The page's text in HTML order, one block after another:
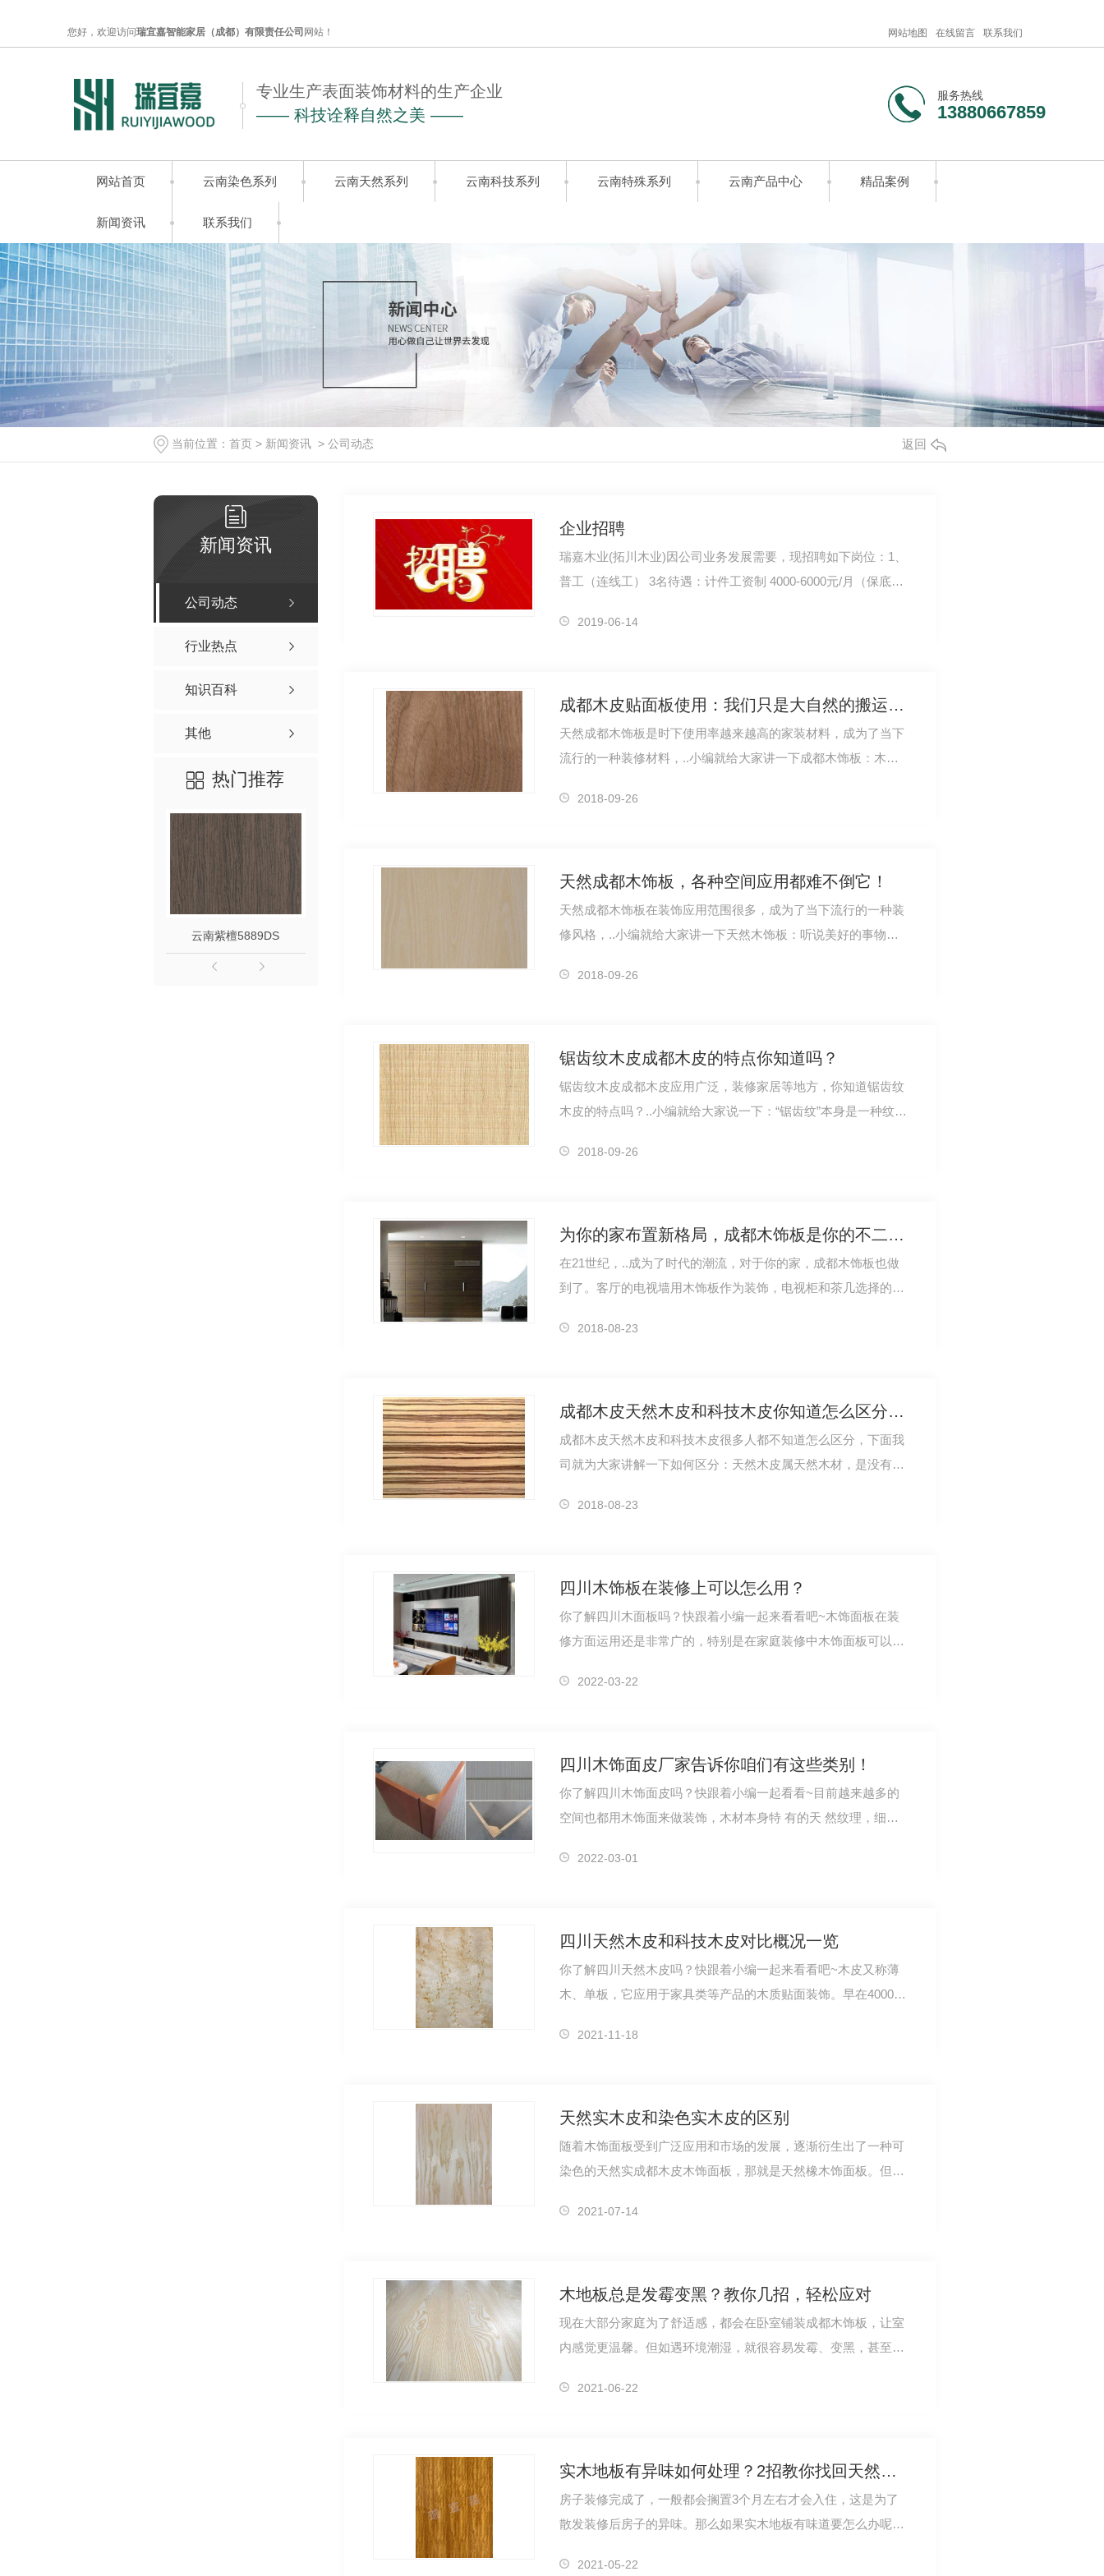
您好，欢迎访问瑞宜嘉智能家居（成都）有限责任公司 网站！ 网站地图 在线留言 联系我们
专业生产表面装饰材料的生产企业
—— 科技诠释自然之美 ——
服务热线
13880667859
网站首页 云南染色系列 云南天然系列 云南科技系列 云南特殊系列 云南产品中心 精品案例
新闻资讯 联系我们
当前位置： 首页 > 新闻资讯 > 公司动态 返回
新闻资讯
公司动态
行业热点
知识百科
其他
热门推荐
云南紫檀5889DS 云南紫檀5844Q 云南紫檀5841DS
企业招聘
瑞嘉木业(拓川木业)因公司业务发展需要，现招聘如下岗位：1、
普工（连线工） 3名待遇：计件工资制 4000-6000元/月（保底
2019-06-14
成都木皮贴面板使用：我们只是大自然的搬运工。
天然成都木饰板是时下使用率越来越高的家装材料，成为了当下
流行的一种装修材料，..小编就给大家讲一下成都木饰板：木饰
2018-09-26
天然成都木饰板，各种空间应用都难不倒它！
天然成都木饰板在装饰应用范围很多，成为了当下流行的一种装
修风格，..小编就给大家讲一下天然木饰板：听说美好的事物转
2018-09-26
锯齿纹木皮成都木皮的特点你知道吗？
锯齿纹木皮成都木皮应用广泛，装修家居等地方，你知道锯齿纹
木皮的特点吗？..小编就给大家说一下：“锯齿纹”本身是一种纹路
2018-09-26
为你的家布置新格局，成都木饰板是你的不二选择
在21世纪，..成为了时代的潮流，对于你的家，成都木饰板也做
到了。客厅的电视墙用木饰板作为装饰，电视柜和茶几选择的也
2018-08-23
成都木皮天然木皮和科技木皮你知道怎么区分吗?
成都木皮天然木皮和科技木皮很多人都不知道怎么区分，下面我
司就为大家讲解一下如何区分：天然木皮属天然木材，是没有经
2018-08-23
四川木饰板在装修上可以怎么用？
你了解四川木面板吗？快跟着小编一起来看看吧~木饰面板在装
修方面运用还是非常广的，特别是在家庭装修中木饰面板可以搭
2022-03-22
四川木饰面皮厂家告诉你咱们有这些类别！
你了解四川木饰面皮吗？快跟着小编一起看看~目前越来越多的
空间也都用木饰面来做装饰，木材本身特 有的天 然纹理，细腻
2022-03-01
四川天然木皮和科技木皮对比概况一览
你了解四川天然木皮吗？快跟着小编一起来看看吧~木皮又称薄
木、单板，它应用于家具类等产品的木质贴面装饰。早在4000年
2021-11-18
天然实木皮和染色实木皮的区别
随着木饰面板受到广泛应用和市场的发展，逐渐衍生出了一种可
染色的天然实成都木皮木饰面板，那就是天然橡木饰面板。但是
2021-07-14
木地板总是发霉变黑？教你几招，轻松应对
现在大部分家庭为了舒适感，都会在卧室铺装成都木饰板，让室
内感觉更温馨。但如遇环境潮湿，就很容易发霉、变黑，甚至腐
2021-06-22
实木地板有异味如何处理？2招教你找回天然地板！
房子装修完成了，一般都会搁置3个月左右才会入住，这是为了
散发装修后房子的异味。那么如果实木地板有味道要怎么办呢。
2021-05-22